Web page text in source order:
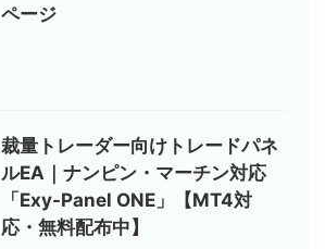
ページ
裁量トレーダー向けトレードパネ
ルEA｜ナンピン・マーチン対応
「Exy-Panel ONE」【MT4対
応・無料配布中】